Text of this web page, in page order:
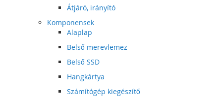
Átjáró, irányító
Komponensek
Alaplap
Belső merevlemez
Belső SSD
Hangkártya
Számítógép kiegészítő